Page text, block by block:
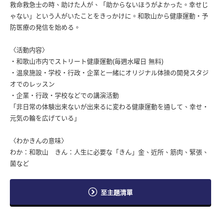
救命救急士の時、助けた人が、「助からないほうがよかった。幸せじ
ゃない」という人がいたことをきっかけに。和歌山から健康運動・予
防医療の発信を始める。
〈活動内容〉
・和歌山市内でストリート健康運動(毎週水曜日 無料)
・温泉施設・学校・行政・企業と一緒にオリジナル体操の開発スタジ
オでのレッスン
・企業・行政・学校などでの講演活動
「非日常の体験出来ないが出来るに変わる健康運動を通して、幸せ・
元気の輪を広げている」
〈わかきんの意味〉
わか：和歌山 きん：人生に必要な「きん」金、近所、筋肉、緊張、
菌など
至主題清單